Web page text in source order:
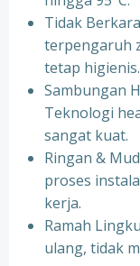
⁠Tidak
terpengaruh
tetap higienis.
⁠Sambungan
Teknologi
sangat kuat.
⁠Ringan &
proses
kerja.
⁠Ramah
ulang, tidak